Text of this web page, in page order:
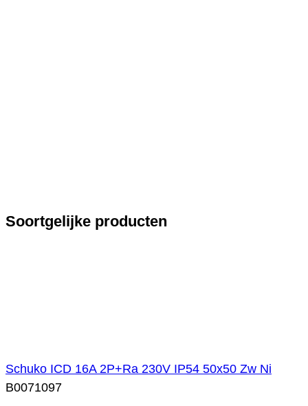
Soortgelijke producten
Schuko ICD 16A 2P+Ra 230V IP54 50x50 Zw Ni
B0071097